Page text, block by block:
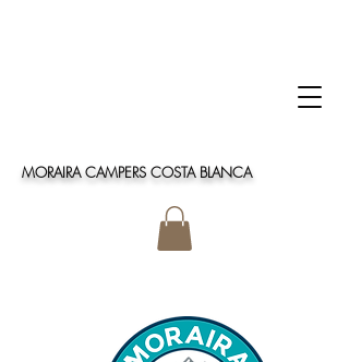
MORAIRA CAMPERS COSTA BLANCA